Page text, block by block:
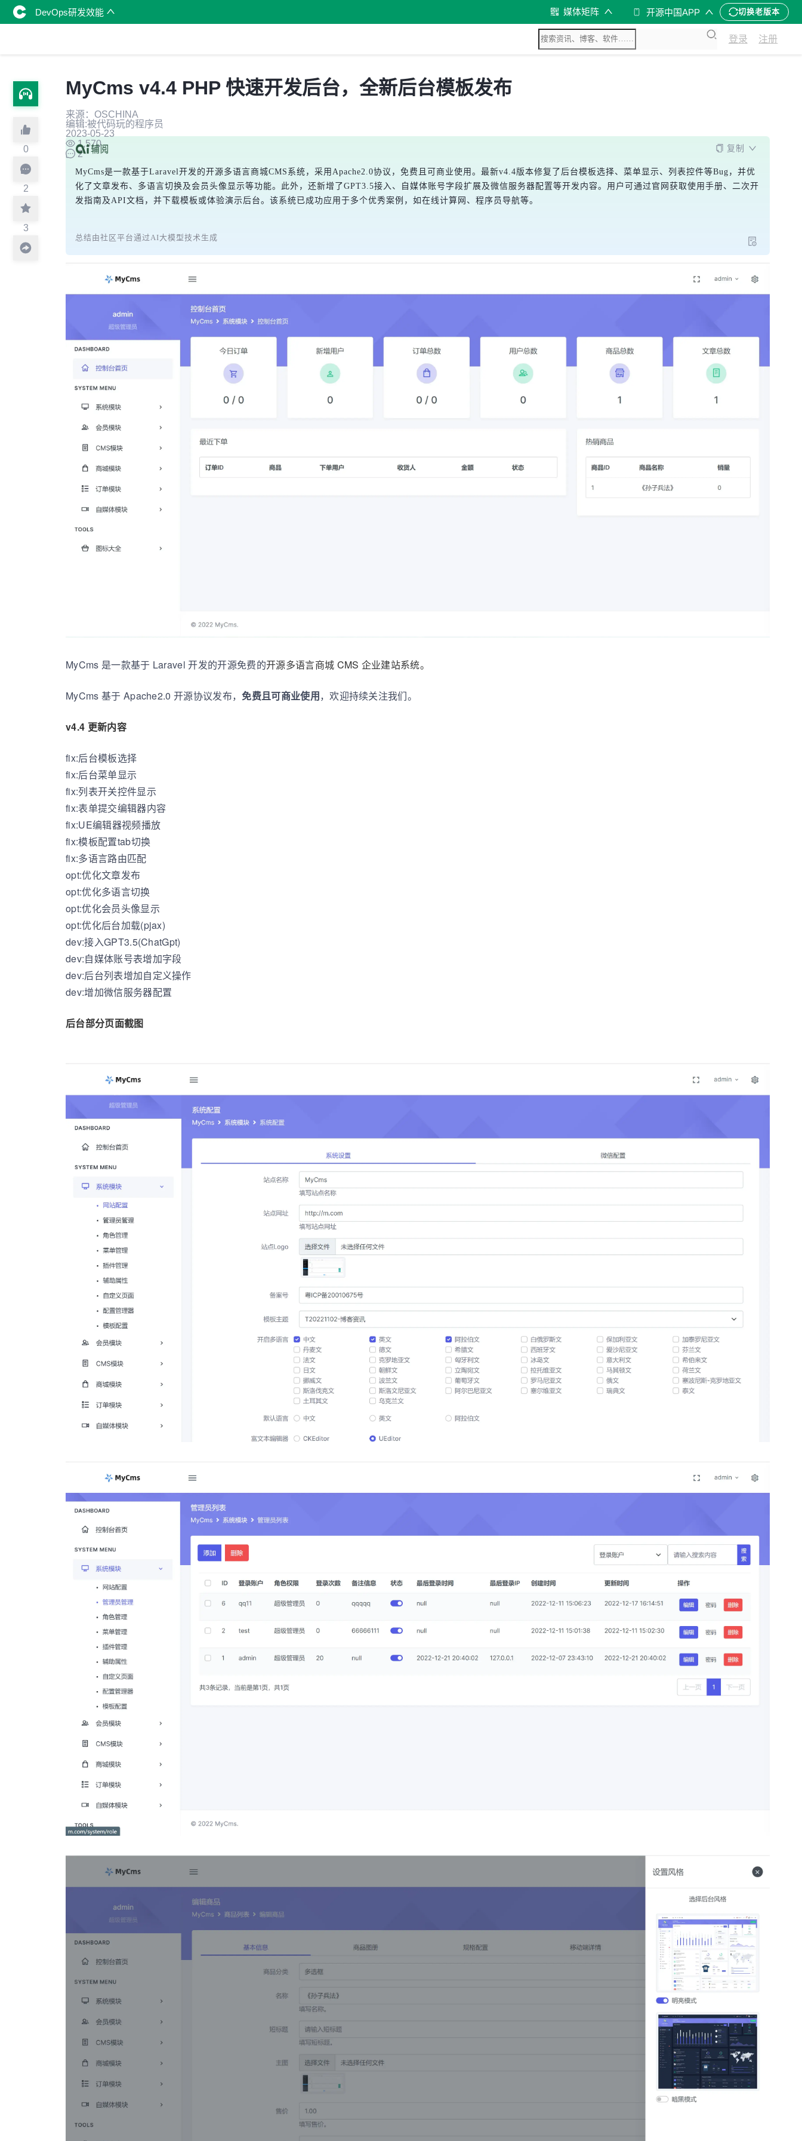
DevOps研发效能 媒体矩阵 开源中国APP 切换老版本
登录 注册
0
2
3
MyCms v4.4 PHP 快速开发后台，全新后台模板发布
来源：OSCHINA
编辑:被代码玩的程序员
2023-05-23
1,570
2
复制
MyCms是一款基于Laravel开发的开源多语言商城CMS系统，采用Apache2.0协议，免费且可商业使用。最新v4.4版本修复了后台模板选择、菜单显示、列表控件等Bug，并优
化了文章发布、多语言切换及会员头像显示等功能。此外，还新增了GPT3.5接入、自媒体账号字段扩展及微信服务器配置等开发内容。用户可通过官网获取使用手册、二次开
发指南及API文档，并下载模板或体验演示后台。该系统已成功应用于多个优秀案例，如在线计算网、程序员导航等。
总结由社区平台通过AI大模型技术生成
MyCms 是一款基于 Laravel 开发的开源免费的开源多语言商城 CMS 企业建站系统。
MyCms 基于 Apache2.0 开源协议发布，免费且可商业使用，欢迎持续关注我们。
v4.4 更新内容
fix:后台模板选择
fix:后台菜单显示
fix:列表开关控件显示
fix:表单提交编辑器内容
fix:UE编辑器视频播放
fix:模板配置tab切换
fix:多语言路由匹配
opt:优化文章发布
opt:优化多语言切换
opt:优化会员头像显示
opt:优化后台加载(pjax)
dev:接入GPT3.5(ChatGpt)
dev:自媒体账号表增加字段
dev:后台列表增加自定义操作
dev:增加微信服务器配置
后台部分页面截图